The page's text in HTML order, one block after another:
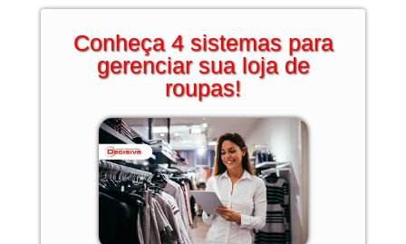
Conheça 4 sistemas para
gerenciar sua loja de
roupas!